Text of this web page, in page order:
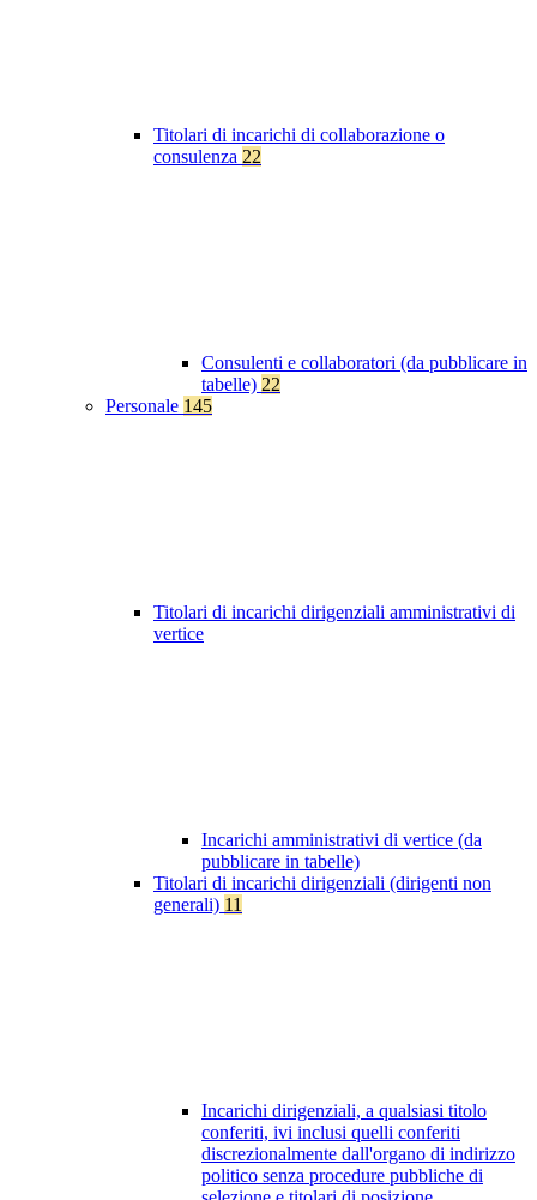
Titolari di incarichi di collaborazione o
consulenza 22
Consulenti e collaboratori (da pubblicare in
tabelle) 22
Personale 145
Titolari di incarichi dirigenziali amministrativi di
vertice
Incarichi amministrativi di vertice (da
pubblicare in tabelle)
Titolari di incarichi dirigenziali (dirigenti non
generali) 11
Incarichi dirigenziali, a qualsiasi titolo
conferiti, ivi inclusi quelli conferiti
discrezionalmente dall'organo di indirizzo
politico senza procedure pubbliche di